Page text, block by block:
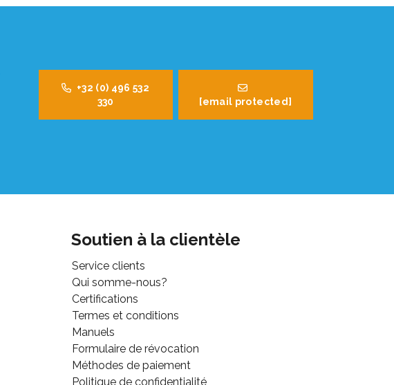
+32 (0) 496 532
330
[email protected]
Soutien à la clientèle
Service clients
Qui somme-nous?
Certifications
Termes et conditions
Manuels
Formulaire de révocation
Méthodes de paiement
Politique de confidentialité